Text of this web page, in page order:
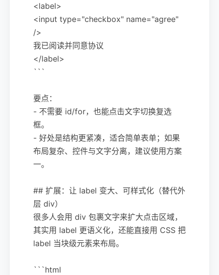
<label>
<input type="checkbox" name="agree"
/>
我已阅读并同意协议
</label>
```
要点：
- 不需要 id/for，也能点击文字切换复选
框。
- 好处是结构更紧凑，适合简单表单；如果
布局复杂、控件与文字分离，建议使用方案
一。
## 扩展：让 label 变大、可样式化（替代外
层 div）
很多人会用 div 包裹文字来扩大点击区域，
其实用 label 更语义化，还能直接用 CSS 把
label 当块级元素来布局。
```html